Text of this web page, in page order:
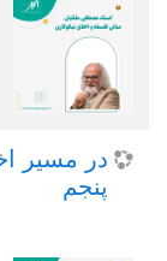
در مسیر
پنجم